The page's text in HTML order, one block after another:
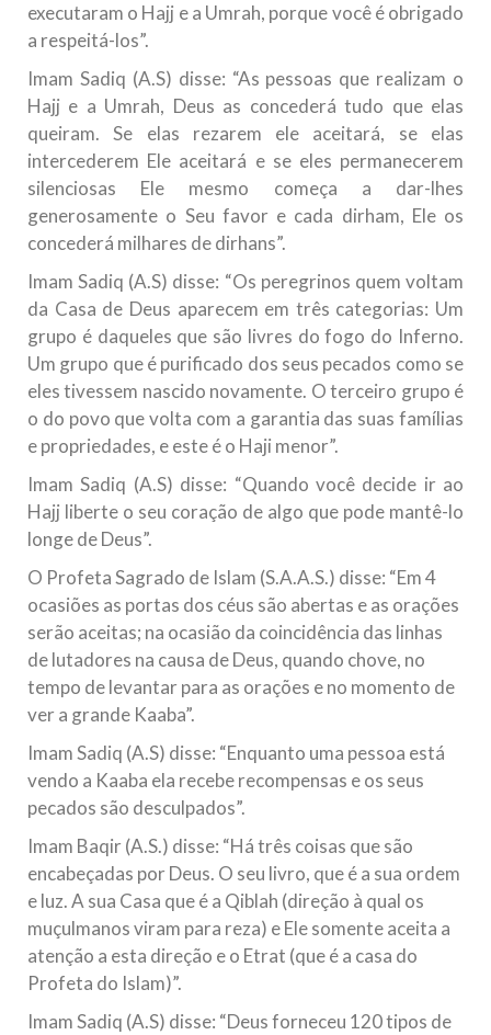
executaram o Hajj e a Umrah, porque você é obrigado
a respeitá-los”.
Imam Sadiq (A.S) disse: “As pessoas que realizam o
Hajj e a Umrah, Deus as concederá tudo que elas
queiram. Se elas rezarem ele aceitará, se elas
intercederem Ele aceitará e se eles permanecerem
silenciosas Ele mesmo começa a dar-lhes
generosamente o Seu favor e cada dirham, Ele os
concederá milhares de dirhans”.
Imam Sadiq (A.S) disse: “Os peregrinos quem voltam
da Casa de Deus aparecem em três categorias: Um
grupo é daqueles que são livres do fogo do Inferno.
Um grupo que é purificado dos seus pecados como se
eles tivessem nascido novamente. O terceiro grupo é
o do povo que volta com a garantia das suas famílias
e propriedades, e este é o Haji menor”.
Imam Sadiq (A.S) disse: “Quando você decide ir ao
Hajj liberte o seu coração de algo que pode mantê-lo
longe de Deus”.
O Profeta Sagrado de Islam (S.A.A.S.) disse: “Em 4
ocasiões as portas dos céus são abertas e as orações
serão aceitas; na ocasião da coincidência das linhas
de lutadores na causa de Deus, quando chove, no
tempo de levantar para as orações e no momento de
ver a grande Kaaba”.
Imam Sadiq (A.S) disse: “Enquanto uma pessoa está
vendo a Kaaba ela recebe recompensas e os seus
pecados são desculpados”.
Imam Baqir (A.S.) disse: “Há três coisas que são
encabeçadas por Deus. O seu livro, que é a sua ordem
e luz. A sua Casa que é a Qiblah (direção à qual os
muçulmanos viram para reza) e Ele somente aceita a
atenção a esta direção e o Etrat (que é a casa do
Profeta do Islam)”.
Imam Sadiq (A.S) disse: “Deus forneceu 120 tipos de